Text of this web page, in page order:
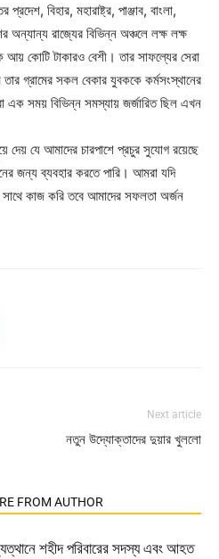
বিহার, মহারাষ্ট্র, পাঞ্জাব, বাংলা,
অন্যান্য রাজ্যের বিভিন্ন অঞ্চলে লক্ষ লক্ষ
আয় কোটি টাকারও বেশী। তার সাফল্যের সেরা
গ্রামের সকল বেকার যুবককে কর্মসংস্থানের
এক সময় বিভিন্ন সমস্যায় জর্জারিত ছিল এখন
যে আমাদের চারপাশে প্রচুর সুযোগ রয়েছে
জন্য ব্যবহার করতে পারি। আমরা যদি
সাথে কাজ করি তবে আমাদের সফলতা অর্জন
Next article
নতুন উদ্যোক্তাদের দুয়ার খুললো
FROM AUTHOR
শহীদ পরিবারের সদস্য এবং আহত